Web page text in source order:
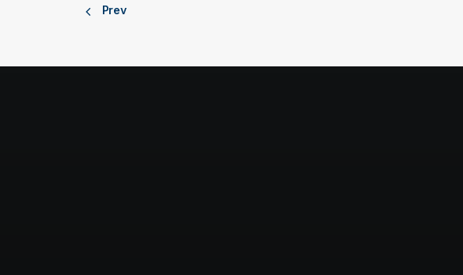
Prev